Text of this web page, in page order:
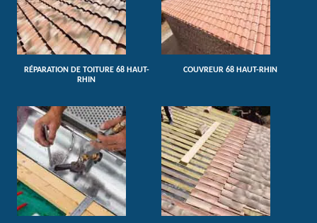
RÉPARATION DE TOITURE 68 HAUT-
RHIN
COUVREUR 68 HAUT-RHIN